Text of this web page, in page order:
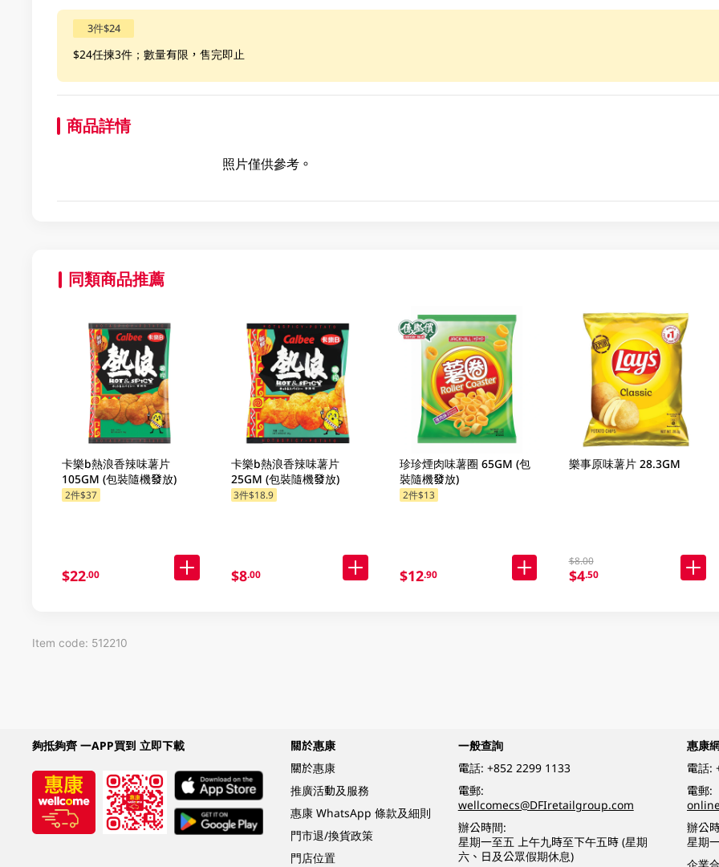
3件$24
$24任揀3件；數量有限，售完即止
商品詳情
照片僅供參考。
同類商品推薦
卡樂b熱浪香辣味薯片
105GM (包裝隨機發放)
2件$37
$22.00
卡樂b熱浪香辣味薯片
25GM (包裝隨機發放)
3件$18.9
$8.00
珍珍煙肉味薯圈 65GM (包
裝隨機發放)
2件$13
$12.90
樂事原味薯片 28.3GM
$8.00
$4.50
Item code: 512210
夠抵夠齊 一APP買到 立即下載
關於惠康
關於惠康
推廣活動及服務
惠康 WhatsApp 條款及細則
門市退/換貨政策
門店位置
一般查詢
電話: +852 2299 1133
電郵:
wellcomecs@DFIretailgroup.com
辦公時間:
星期一至五 上午九時至下午五時 (星期
六、日及公眾假期休息)
惠康
電話:
電郵:
辦公
星期